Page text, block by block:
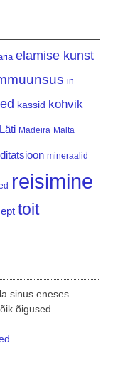
elamise kunst
in
kassid kohvik
Läti Madeira Malta
mineraalid
reisimine
toit
sinus eneses.
õigused